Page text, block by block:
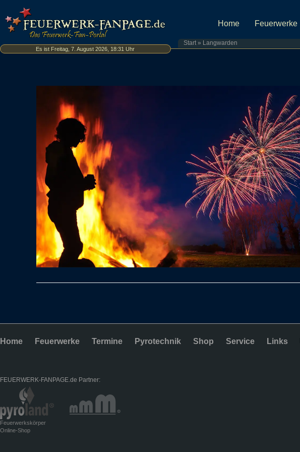
Es ist Freitag, 7. August 2026, 18:31 Uhr
Home Feuerwerke
Start» Langwarden
Home Feuerwerke Termine Pyrotechnik Shop Service Links
FEUERWERK-FANPAGE.de Partner:
Feuerwerkskörper
Online-Shop